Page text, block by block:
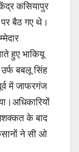
कसियापुर
बैठ गए थे।
हुए भाकियू
बबलू सिंह
में जाफरगंज
के बाद
ने सी ओ